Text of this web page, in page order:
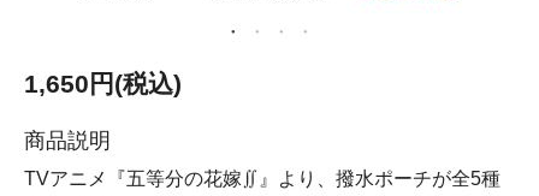
1,650円(税込)
商品説明
TVアニメ『五等分の花嫁∬』より、撥水ポーチが全5種